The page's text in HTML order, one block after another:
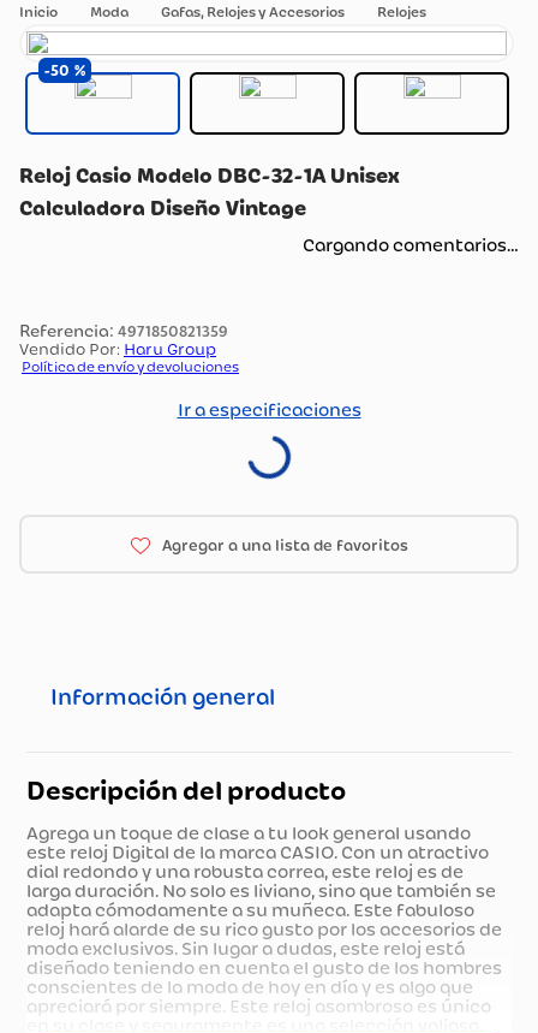
Moda Gafas, Relojes y Accesorios Relojes
50
Reloj Casio Modelo DBC-32-1A Unisex
Calculadora Diseño Vintage
Cargando comentarios…
: 4971850821359
Vendido Por: Haru Group
Política de envío y devoluciones
Ir a especificaciones
Información general
Descripción del producto
Agrega un toque de clase a tu look general usando
este reloj Digital de la marca CASIO. Con un atractivo
dial redondo y una robusta correa, este reloj es de
larga duración. No solo es liviano, sino que también se
adapta cómodamente a su muñeca. Este fabuloso
reloj hará alarde de su rico gusto por los accesorios de
moda exclusivos. Sin lugar a dudas, este reloj está
diseñado teniendo en cuenta el gusto de los hombres
conscientes de la moda de hoy en día y es algo que
apreciará por siempre. Este reloj asombroso es único